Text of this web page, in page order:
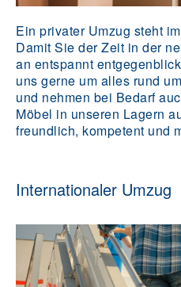
Ein privater Umzug steht
Damit Sie der Zeit in der
an entspannt
uns gerne um alles rund
und nehmen bei Bedarf
Möbel in unseren Lagern
freundlich, kompetent und
Internationaler Umzug